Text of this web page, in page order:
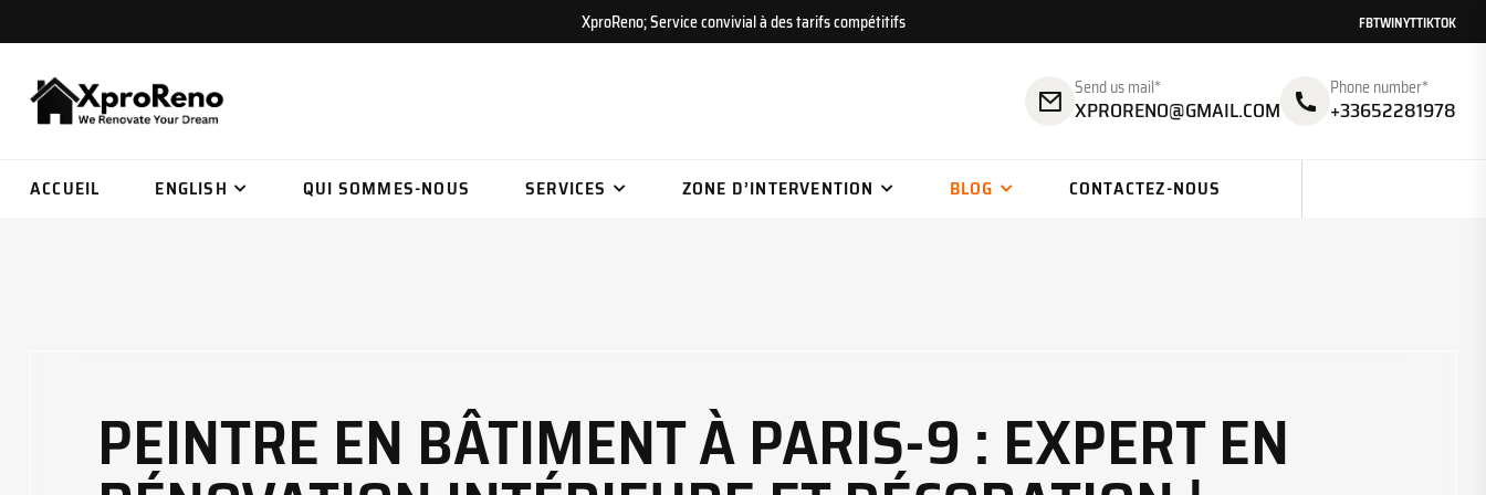
XproReno; Service convivial à des tarifs compétitifs FBTWINYTTIKTOK
Send us mail*
XPRORENO@GMAIL.COM
Phone number*
+33652281978
ACCUEIL ENGLISH QUI SOMMES-NOUS SERVICES ZONE D’INTERVENTION BLOG CONTACTEZ-NOUS
PEINTRE EN BÂTIMENT À PARIS-9 : EXPERT EN